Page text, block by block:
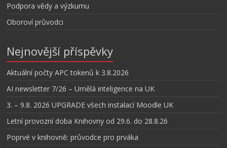
Podpora vědy a výzkumu
Oboroví průvodci
Nejnovější příspěvky
Aktuální počty APC tokenů k 3.8.2026
AI newsletter 7/26 – Umělá inteligence na UK
3. – 9.8. 2026 UPGRADE všech instalací Moodle UK
Letní provozní doba Knihovny od 29.6. do 28.8.26
Poprvé v knihovně: průvodce pro prváka